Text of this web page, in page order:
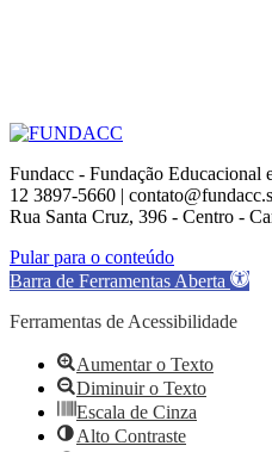
Fundacc - Fundação Educacional
12 3897-5660 |
Rua Santa Cruz, 396 - Centro -
Go
to
Pular para o conteúdo
Barra de Ferramentas Aberta
Ferramentas de Acessibilidade
Aumentar o Texto
Diminuir o Texto
Escala de Cinza
Alto Contraste